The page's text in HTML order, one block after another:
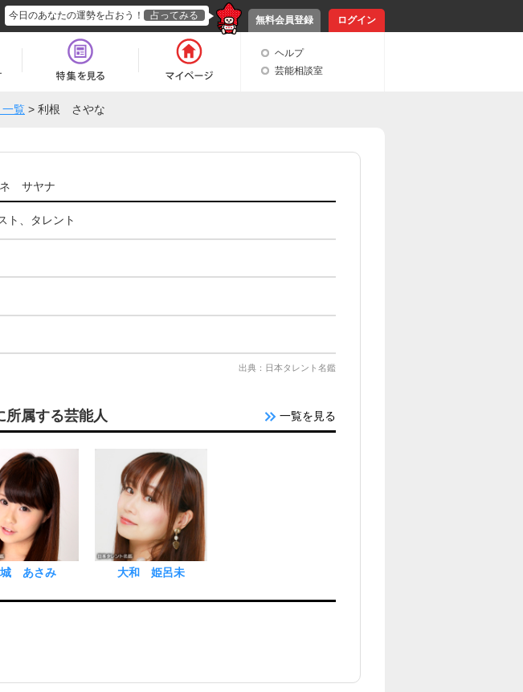
無料会員登録 ログイン
今日のあなたの運勢を占おう！ 占ってみる
ヘルプ
芸能相談室
一覧 > 利根 さやな
ネ サヤナ
ト、タレント
出典：日本タレント名鑑
所属する芸能人 一覧を見る
あさみ 大和 姫呂未